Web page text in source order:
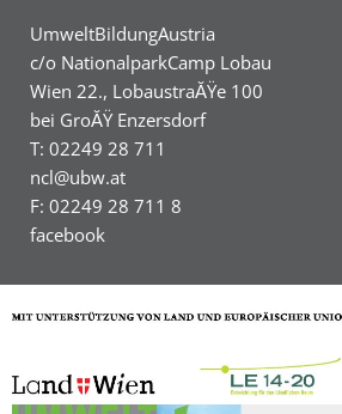
UmweltBildungAustria
c/o NationalparkCamp Lobau
Wien 22., LobaustraĂŸe 100
bei GroĂŸ Enzersdorf
T: 02249 28 711
ncl@ubw.at
F: 02249 28 711 8
facebook